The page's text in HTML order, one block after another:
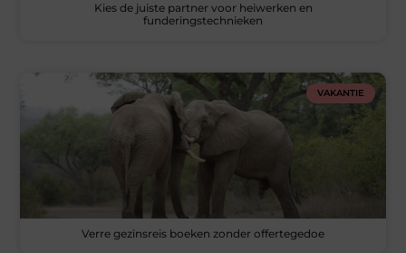
Kies de juiste partner voor heiwerken en
funderingstechnieken
VAKANTIE
Verre gezinsreis boeken zonder offertegedoe